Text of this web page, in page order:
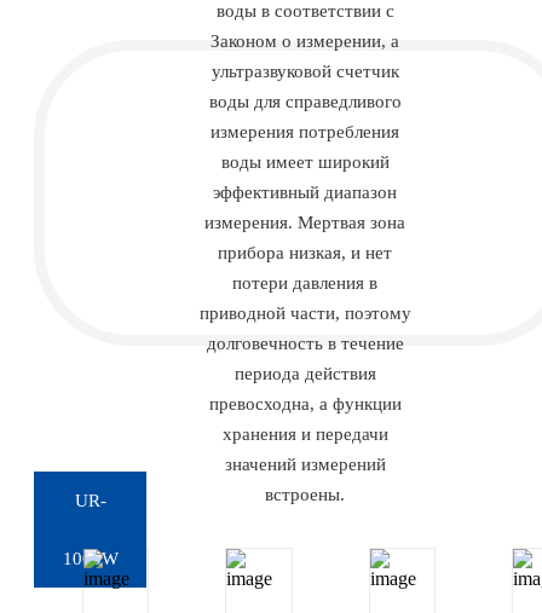
воды в соответствии с
Законом о измерении, а
ультразвуковой счетчик
воды для справедливого
измерения потребления
воды имеет широкий
эффективный диапазон
измерения. Мертвая зона
прибора низкая, и нет
потери давления в
приводной части, поэтому
долговечность в течение
периода действия
превосходна, а функции
хранения и передачи
значений измерений
встроены.
UR-
1000W